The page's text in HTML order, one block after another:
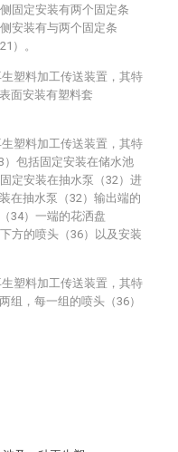
固定安装有两个固定条
安装有与两个固定条
）。
塑料加工传送装置，其特
面安装有塑料套
塑料加工传送装置，其特
包括固定安装在储水池
定安装在抽水泵（32）进
在抽水泵（32）输出端的
34）一端的花洒盘
方的喷头（36）以及安装
塑料加工传送装置，其特
组，每一组的喷头（36）